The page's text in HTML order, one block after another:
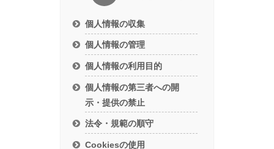
個人情報の収集
個人情報の管理
個人情報の利用目的
個人情報の第三者への開
示・提供の禁止
法令・規範の順守
Cookiesの使用